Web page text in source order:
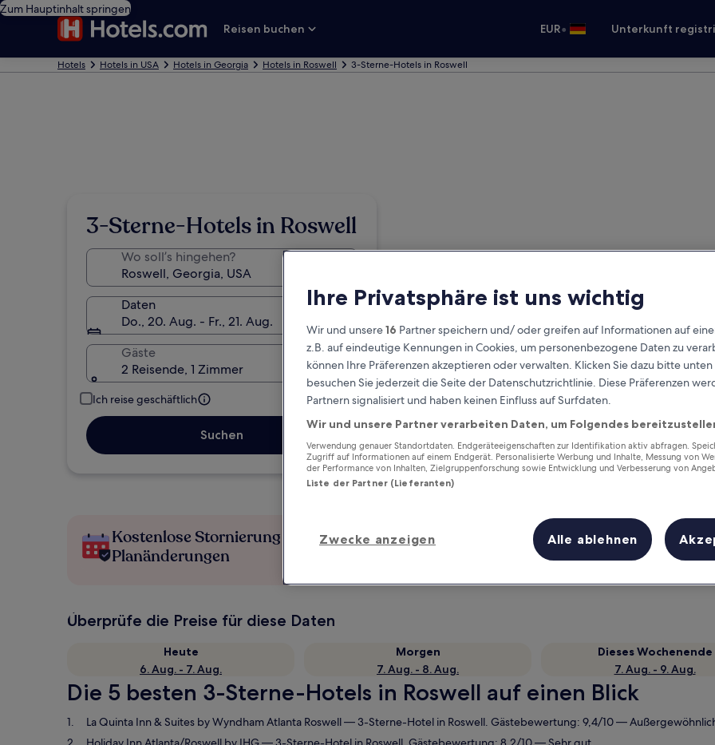
Zum Hauptinhalt springen
Reisen buchen
EUR• Unterkunft
Hotels Hotels in USA Hotels in Georgia Hotels in Roswell 3-Sterne-Hotels in Roswell
3-Sterne-Hotels in Roswell
Wo soll’s hingehen?
Daten
Do., 20. Aug. - Fr., 21. Aug.
Gäste
2 Reisende, 1 Zimmer
Ich reise geschäftlich
Suchen
Kostenlose Stornierung bei
Planänderungen
Verdiene Prämien für jede
wahrgenommene Übernachtung
Überprüfe die Preise für diese Daten
Heute
6. Aug. - 7. Aug.
Morgen
7. Aug. - 8. Aug.
Dieses Wochenende
7. Aug. - 9. Aug.
Die 5 besten 3-Sterne-Hotels in Roswell auf einen Blick
La Quinta Inn & Suites by Wyndham Atlanta Roswell— 3-Sterne-Hotel in Roswell. Gästebewertung: 9,4/10 —
Ihre Privatsphäre ist uns wichtig
Wir und unsere16 Partner speichern und/ oder greifen auf Informationen auf
z.B. auf eindeutige Kennungen in Cookies, um personenbezogene Daten zu
können Ihre Präferenzen akzeptieren oder verwalten. Klicken Sie dazu bitte
besuchen Sie jederzeit die Seite der Datenschutzrichtlinie. Diese Präferenzen
Partnern signalisiert und haben keinen Einfluss auf Surfdaten.
Wir und unsere Partner verarbeiten Daten, um Folgendes
Verwendung genauer Standortdaten. Endgeräteeigenschaften zur Identifikation aktiv abfragen.
Zugriff auf Informationen auf einem Endgerät. Personalisierte Werbung und Inhalte, Messung von
der Performance von Inhalten, Zielgruppenforschung sowie Entwicklung und Verbesserung von
Liste der Partner (Lieferanten)
Zwecke anzeigen Alle ablehnen